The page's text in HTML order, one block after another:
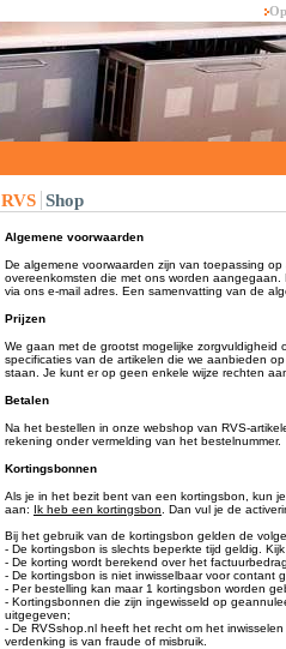
RVS Shop
Algemene voorwaarden
De algemene voorwaarden zijn van toepassing
overeenkomsten die met ons worden
via ons e-mail adres. Een samenvatting van de
Prijzen
We gaan met de grootst mogelijke zorgvuldigheid
specificaties van de artikelen die we aanbieden
staan. Je kunt er op geen enkele wijze rechten
Betalen
Na het bestellen in onze webshop van RVS-
rekening onder vermelding van het bestelnummer.
Kortingsbonnen
Als je in het bezit bent van een kortingsbon, kun
aan: Ik heb een kortingsbon . Dan vul je de
Bij het gebruik van de kortingsbon gelden de
- De kortingsbon is slechts beperkte tijd geldig.
- De korting wordt berekend over het
- De kortingsbon is niet inwisselbaar voor contant
- Per bestelling kan maar 1 kortingsbon worden
- Kortingsbonnen die zijn ingewisseld op
uitgegeven;
- De RVSshop.nl heeft het recht om het
verdenking is van fraude of misbruik.